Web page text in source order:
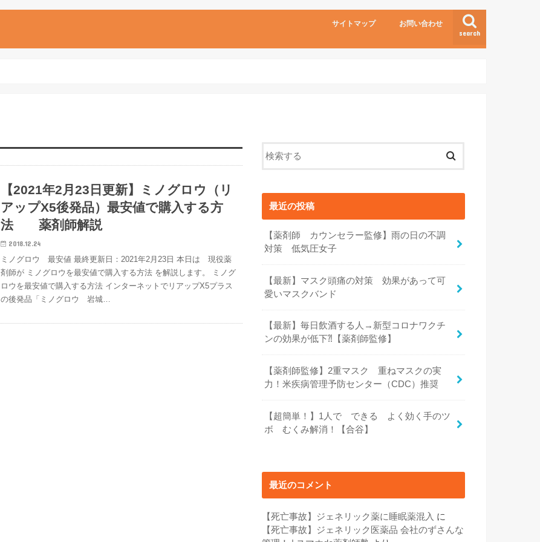
search
サイトマップ お問い合わせ
【2021年2月23日更新】ミノグロウ（リ
アップX5後発品）最安値で購入する方
法 薬剤師解説
2018.12.24
ミノグロウ 最安値 最終更新日：2021年2月23日 本日は 現役薬
剤師が ミノグロウを最安値で購入する方法 を解説します。 ミノグ
ロウを最安値で購入する方法 インターネットでリアップX5プラス
の後発品「ミノグロウ 岩城…
最近の投稿
【薬剤師 カウンセラー監修】雨の日の不調
対策 低気圧女子
【最新】マスク頭痛の対策 効果があって可
愛いマスクバンド
【最新】毎日飲酒する人→新型コロナワクチ
ンの効果が低下⁈【薬剤師監修】
【薬剤師監修】2重マスク 重ねマスクの実
力！米疾病管理予防センター（CDC）推奨
【超簡単！】1人で できる よく効く手のツ
ボ むくみ解消！【合谷】
最近のコメント
【死亡事故】ジェネリック薬に睡眠薬混入 に
【死亡事故】ジェネリック医薬品 会社のずさんな